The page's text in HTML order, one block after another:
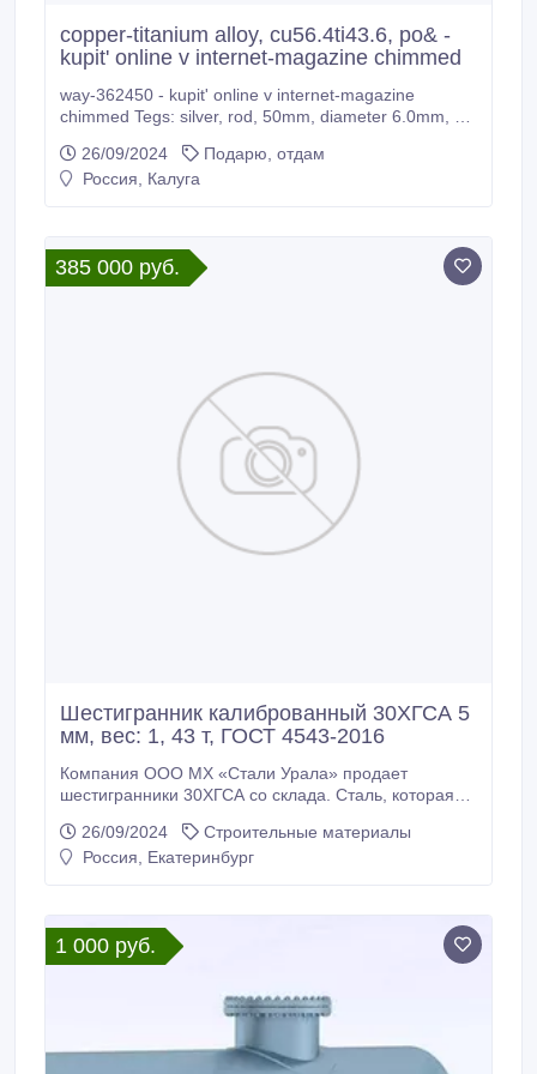
copper-titanium alloy, cu56.4ti43.6, po& -
kupit' online v internet-magazine chimmed
way-362450 - kupit' online v internet-magazine
chimmed Tegs: silver, rod, 50mm, diameter 6.0mm, as
300x300mm, thickness 0.20mm, & - kupit' online v
internet-magazine chimmed iron, rod, 100mm,
26/09/2024
Подарю, отдам
Россия, Калуга
385 000 руб.
Шестигранник калиброванный 30ХГСА 5
мм, вес: 1, 43 т, ГОСТ 4543-2016
Компания ООО МХ «Стали Урала» продает
шестигранники 30ХГСА со склада. Сталь, которая
России (от 100кг), экспорт в страны СНГ. *
Шестигранник калиброванный 30ХГСА 5 мм, вес: 1,
калиброванный 30ХГСА 5, 5 мм, остаток: 0, 4 т,
цена: 385000 руб.
26/09/2024
Строительные материалы
Россия, Екатеринбург
1 000 руб.